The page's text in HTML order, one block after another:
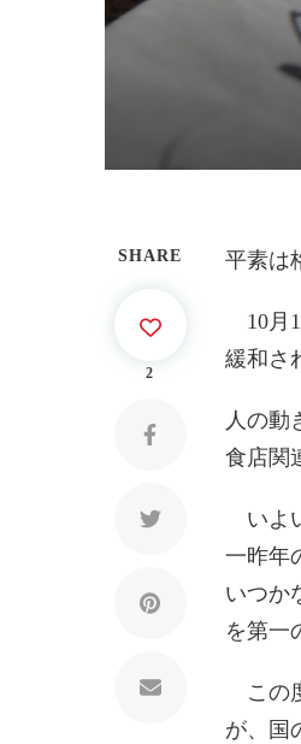
SHARE
2
平素は
10月
緩和さ
人の動
食店関
いよ
一昨年
いつか
を第一
この
が、国